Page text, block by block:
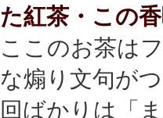
た紅茶・この
ここのお茶は
な煽り文句が
回ばかりは「